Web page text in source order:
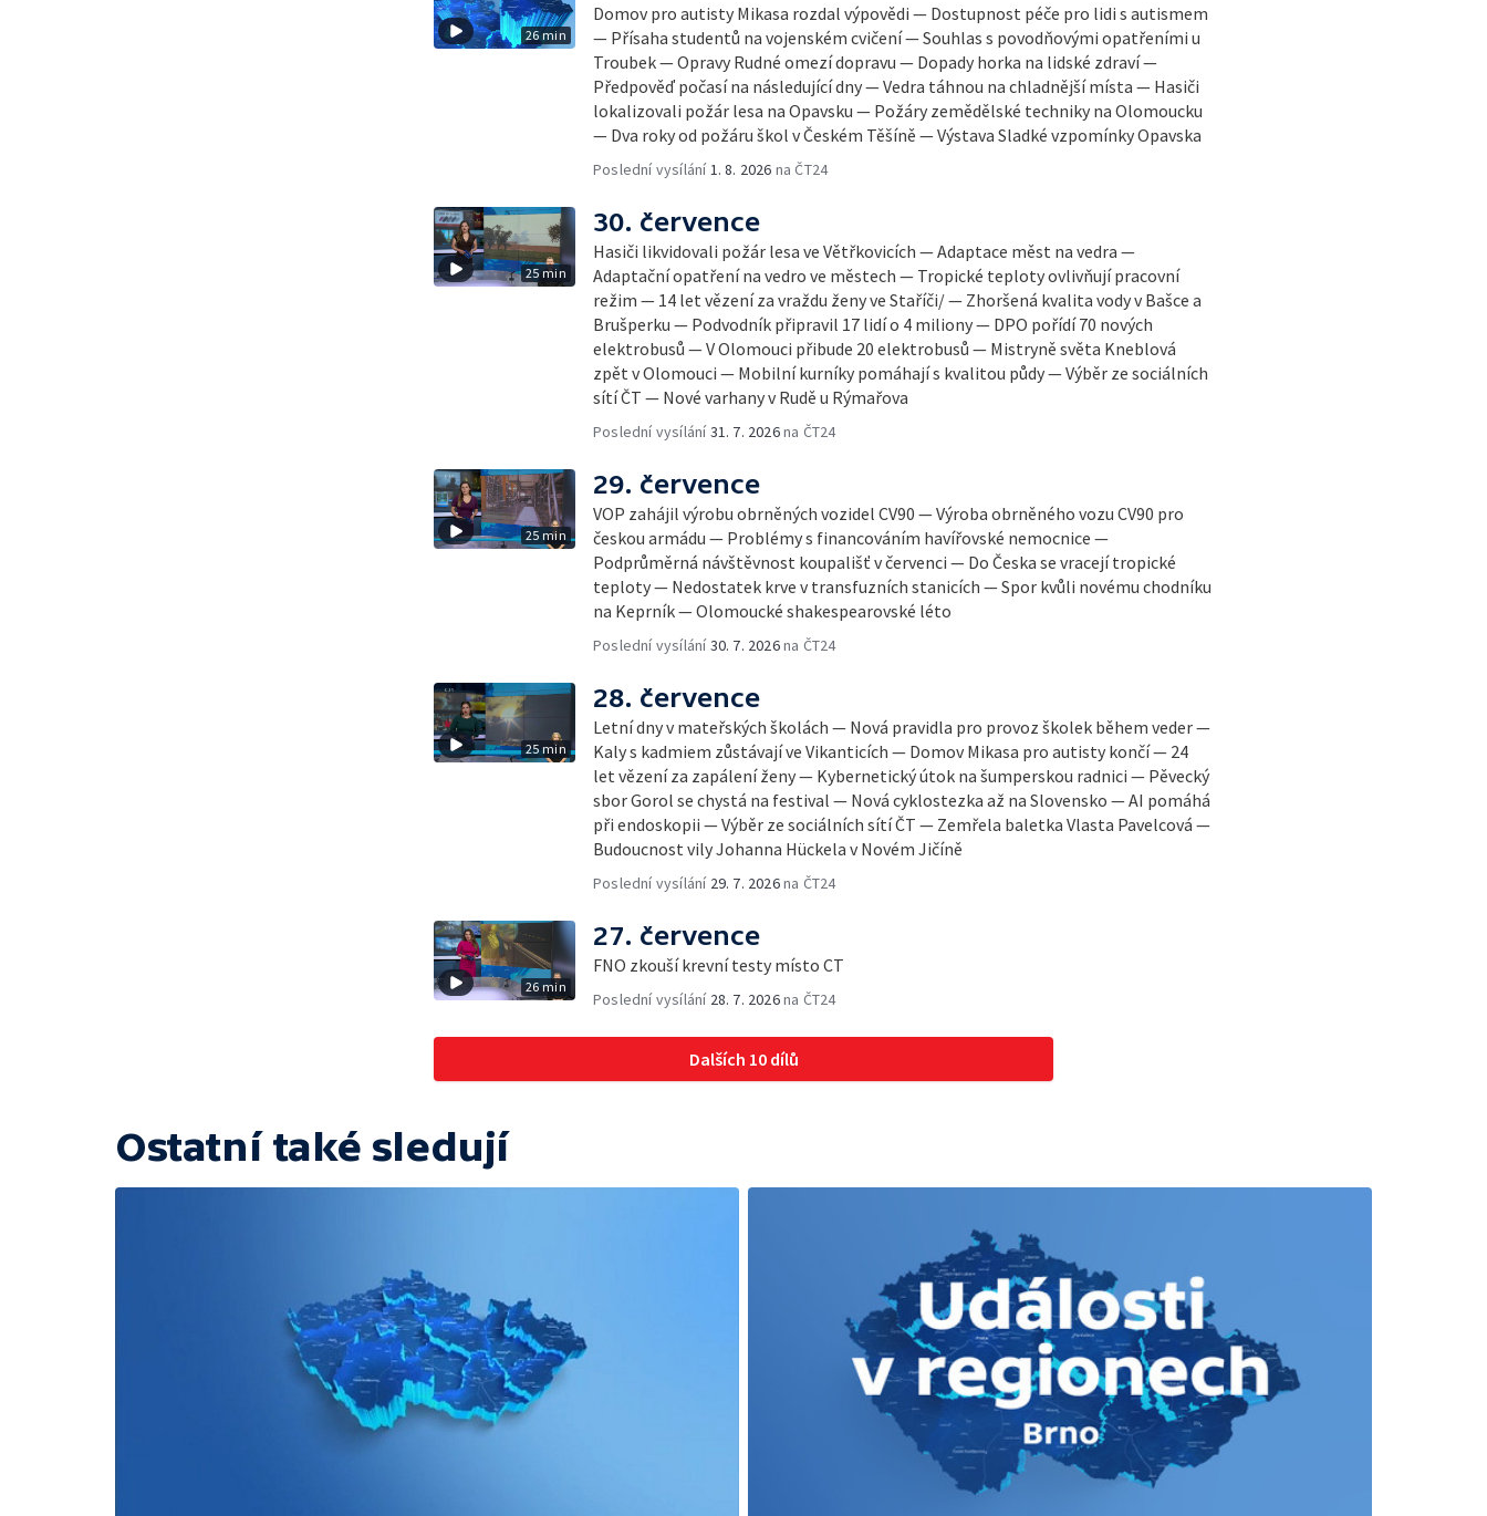
26 min
Domov pro autisty Mikasa rozdal výpovědi — Dostupnost péče pro lidi s autismem
— Přísaha studentů na vojenském cvičení — Souhlas s povodňovými opatřeními u
Troubek — Opravy Rudné omezí dopravu — Dopady horka na lidské zdraví —
Předpověď počasí na následující dny — Vedra táhnou na chladnější místa — Hasiči
lokalizovali požár lesa na Opavsku — Požáry zemědělské techniky na Olomoucku
— Dva roky od požáru škol v Českém Těšíně — Výstava Sladké vzpomínky Opavska
Poslední vysílání 1. 8. 2026 na ČT24
25 min
30. července
Hasiči likvidovali požár lesa ve Větřkovicích — Adaptace měst na vedra —
Adaptační opatření na vedro ve městech — Tropické teploty ovlivňují pracovní
režim — 14 let vězení za vraždu ženy ve Staříči/ — Zhoršená kvalita vody v Bašce a
Brušperku — Podvodník připravil 17 lidí o 4 miliony — DPO pořídí 70 nových
elektrobusů — V Olomouci přibude 20 elektrobusů — Mistryně světa Kneblová
zpět v Olomouci — Mobilní kurníky pomáhají s kvalitou půdy — Výběr ze sociálních
sítí ČT — Nové varhany v Rudě u Rýmařova
Poslední vysílání31. 7. 2026na ČT24
25 min
29. července
VOP zahájil výrobu obrněných vozidel CV90 — Výroba obrněného vozu CV90 pro
českou armádu — Problémy s financováním havířovské nemocnice —
Podprůměrná návštěvnost koupališť v červenci — Do Česka se vracejí tropické
teploty — Nedostatek krve v transfuzních stanicích — Spor kvůli novému chodníku
na Keprník — Olomoucké shakespearovské léto
Poslední vysílání30. 7. 2026na ČT24
25 min
28. července
Letní dny v mateřských školách — Nová pravidla pro provoz školek během veder —
Kaly s kadmiem zůstávají ve Vikanticích — Domov Mikasa pro autisty končí — 24
let vězení za zapálení ženy — Kybernetický útok na šumperskou radnici — Pěvecký
sbor Gorol se chystá na festival — Nová cyklostezka až na Slovensko — AI pomáhá
při endoskopii — Výběr ze sociálních sítí ČT — Zemřela baletka Vlasta Pavelcová —
Budoucnost vily Johanna Hückela v Novém Jičíně
Poslední vysílání 29. 7. 2026na ČT24
26 min
27. července
FNO zkouší krevní testy místo CT
Poslední vysílání 28. 7. 2026na ČT24
Dalších 10 dílů
Ostatní také sledují